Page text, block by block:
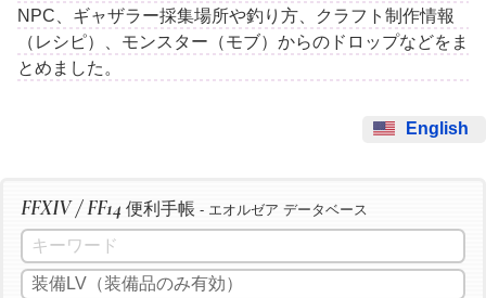
NPC、ギャザラー採集場所や釣り方、クラフト制作情報
（レシピ）、モンスター（モブ）からのドロップなどをま
とめました。
English
FFXIV / FF14 便利手帳 - エオルゼア データベース